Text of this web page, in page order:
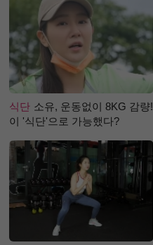
식단 소유, 운동없이 8KG 감량!
이 '식단'으로 가능했다?